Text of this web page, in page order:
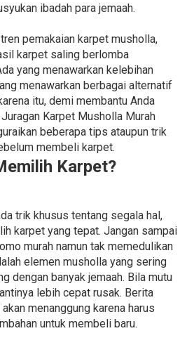
ibadah para jemaah.
pemakaian karpet musholla,
karpet saling berlomba
yang menawarkan kelebihan
menawarkan berbagai alternatif
itu, demi membantu Anda
Karpet Musholla Murah
beberapa tips ataupun trik
membeli karpet.
Karpet?
trik khusus tentang segala hal,
karpet yang tepat. Jangan sampai
murah namun tak memedulikan
elemen musholla yang sering
dengan banyak jemaah. Bila mutu
lebih cepat rusak. Berita
menanggung karena harus
untuk membeli baru.